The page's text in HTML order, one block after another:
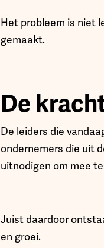
Het probleem is niet
gemaakt.
De
De leiders die
ondernemers die uit
uitnodigen om mee
Juist daardoor
en groei.